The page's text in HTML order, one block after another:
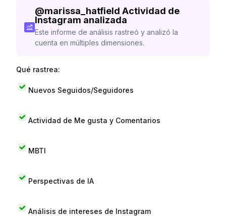
@marissa_hatfield Actividad de
Instagram analizada
Este informe de análisis rastreó y analizó la
cuenta en múltiples dimensiones.
Qué rastrea:
Nuevos Seguidos/Seguidores
Actividad de Me gusta y Comentarios
MBTI
Perspectivas de IA
Análisis de intereses de Instagram